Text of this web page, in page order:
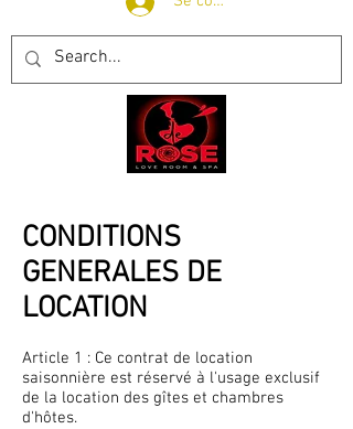
CONDITIONS
GENERALES DE
LOCATION
Article 1 : Ce contrat de location
saisonnière est réservé à l'usage exclusif
de la location des gîtes et chambres
d'hôtes.